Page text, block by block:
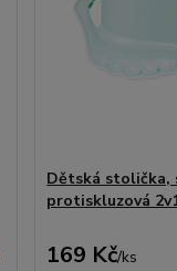
Dětská stolička,
protiskluzová
169 Kč/ks